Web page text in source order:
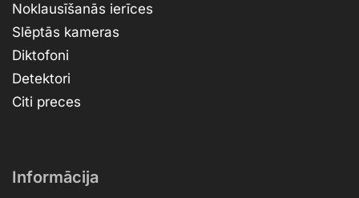
Noklausīšanās ierīces
Slēptās kameras
Diktofoni
Detektori
Citi preces
Informācija